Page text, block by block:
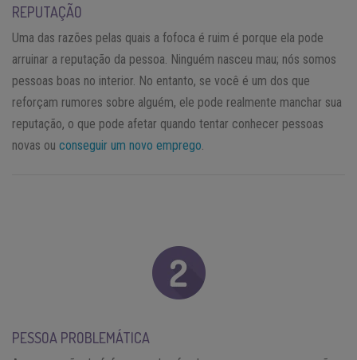
REPUTAÇÃO
Uma das razões pelas quais a fofoca é ruim é porque ela pode
arruinar a reputação da pessoa. Ninguém nasceu mau; nós somos
pessoas boas no interior. No entanto, se você é um dos que
reforçam rumores sobre alguém, ele pode realmente manchar sua
reputação, o que pode afetar quando tentar conhecer pessoas
novas ou conseguir um novo emprego.
PESSOA PROBLEMÁTICA